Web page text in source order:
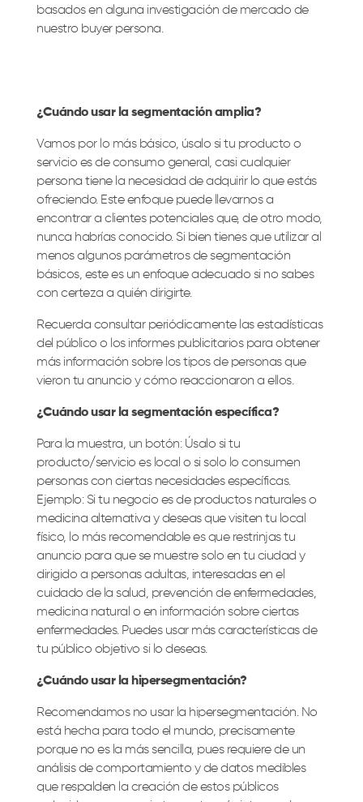
basados en alguna investigación de mercado de
nuestro buyer persona.
¿Cuándo usar la segmentación amplia?
Vamos por lo más básico, úsalo si tu producto o
servicio es de consumo general, casi cualquier
persona tiene la necesidad de adquirir lo que estás
ofreciendo. Este enfoque puede llevarnos a
encontrar a clientes potenciales que, de otro modo,
nunca habrías conocido. Si bien tienes que utilizar al
menos algunos parámetros de segmentación
básicos, este es un enfoque adecuado si no sabes
con certeza a quién dirigirte.
Recuerda consultar periódicamente las estadísticas
del público o los informes publicitarios para obtener
más información sobre los tipos de personas que
vieron tu anuncio y cómo reaccionaron a ellos.
¿Cuándo usar la segmentación específica?
Para la muestra, un botón: Úsalo si tu
producto/servicio es local o si solo lo consumen
personas con ciertas necesidades específicas.
Ejemplo: Si tu negocio es de productos naturales o
medicina alternativa y deseas que visiten tu local
físico, lo más recomendable es que restrinjas tu
anuncio para que se muestre solo en tu ciudad y
dirigido a personas adultas, interesadas en el
cuidado de la salud, prevención de enfermedades,
medicina natural o en información sobre ciertas
enfermedades. Puedes usar más características de
tu público objetivo si lo deseas.
¿Cuándo usar la hipersegmentación?
Recomendamos no usar la hipersegmentación. No
está hecha para todo el mundo, precisamente
porque no es la más sencilla, pues requiere de un
análisis de comportamiento y de datos medibles
que respalden la creación de estos públicos